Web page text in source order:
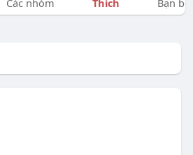
Các nhóm Bạn bè